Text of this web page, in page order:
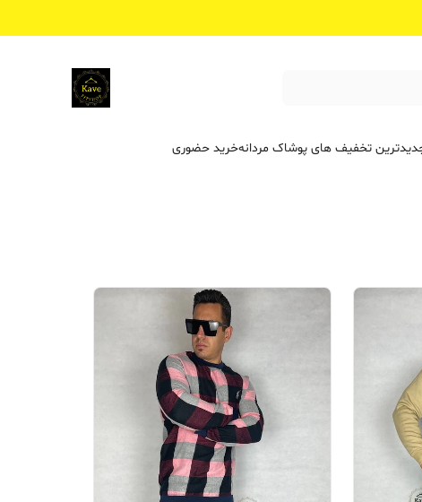
تخفیف ‌های پوشاک مردانهخرید حضوری